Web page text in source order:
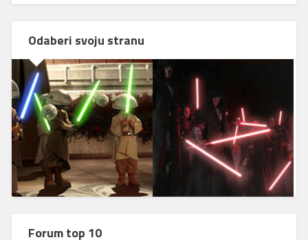
Odaberi svoju stranu
Forum top 10